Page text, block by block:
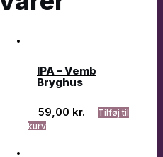
IPA – Vemb
Bryghus
59,00 kr.
Tilføj til
kurv